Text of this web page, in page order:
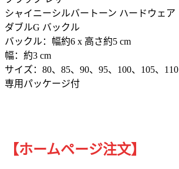
シャイニーシルバートーン ハードウェア
ダブルG バックル
バックル：幅約6 x 高さ約5 cm
幅：約3 cm
サイズ：80、85、90、95、100、105、110
専用パッケージ付
【ホームページ注文】